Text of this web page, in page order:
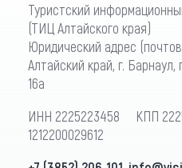
Туристский
(ТИЦ Алтайского края)
Юридический адрес
Алтайский край, г.
16а
ИНН 2225223458 КПП
1212200029612